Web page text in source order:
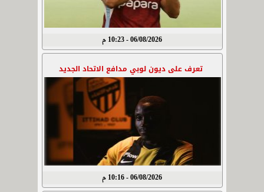
06/08/2026 - 10:23 م
تعرف على ديون لوبي مدافع الاتحاد الجديد
06/08/2026 - 10:16 م